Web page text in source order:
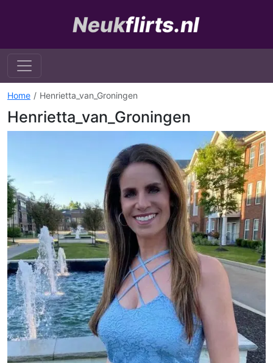
Home Henrietta_van_Groningen
Henrietta_van_Groningen